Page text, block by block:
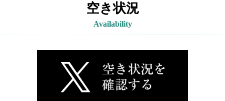
空き状況
Availability